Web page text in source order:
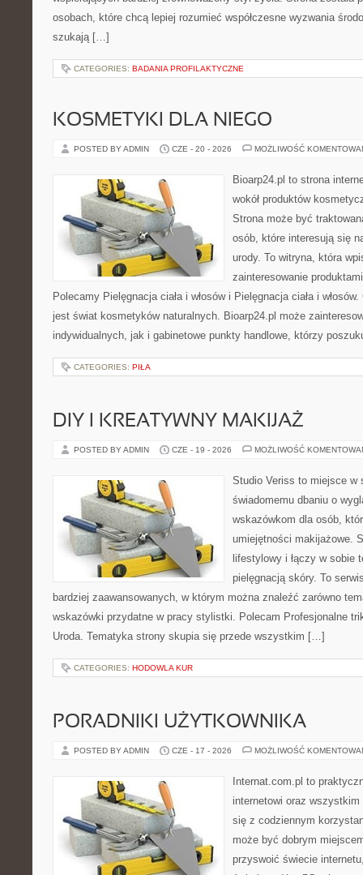
osobach, które chcą lepiej rozumieć współczesne wyzwania
szukają […]
CATEGORIES: BADANIA PROFILAKTYCZNE
KOSMETYKI DLA NIEGO
POSTED BY ADMIN CZE - 20 - 2026 MOŻLIWOŚĆ
Bioarp24.pl to strona
wokół produktów
Strona może być
osób, które interesują się
urody. To witryna, która
zainteresowanie
Polecamy Pielęgnacja ciała i włosów i Pielęgnacja ciała i
jest świat kosmetyków naturalnych. Bioarp24.pl może
indywidualnych, jak i gabinetowe punkty handlowe, którzy
CATEGORIES: PIŁA
DIY I KREATYWNY MAKIJAŻ
POSTED BY ADMIN CZE - 19 - 2026 MOŻLIWOŚĆ
Studio Veriss to miejsce w
świadomemu dbaniu o
wskazówkom dla osób,
umiejętności makijażowe.
lifestylowy i łączy w sobie
pielęgnacją skóry. To
bardziej zaawansowanych, w którym można znaleźć zarówno
wskazówki przydatne w pracy stylistki. Polecam Profesjonalne
Uroda. Tematyka strony skupia się przede wszystkim […]
CATEGORIES: HODOWLA KUR
PORADNIKI UŻYTKOWNIKA
POSTED BY ADMIN CZE - 17 - 2026 MOŻLIWOŚĆ
Internat.com.pl to
internetowi oraz
się z codziennym
może być dobrym
przyswoić świecie